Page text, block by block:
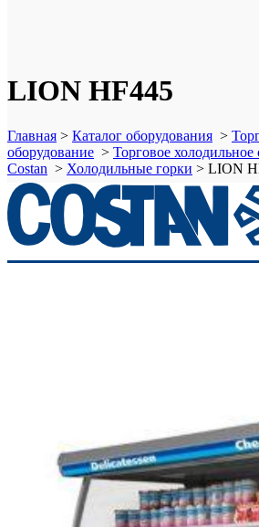
LION HF445
Главная > Каталог оборудования >
оборудование > Торговое холодильное
Costan > Холодильные горки > LION